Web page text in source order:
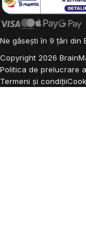
Ne găsești în 9 țări din
Copyright 2026
Politica de prelucrare
Termeni și condiții